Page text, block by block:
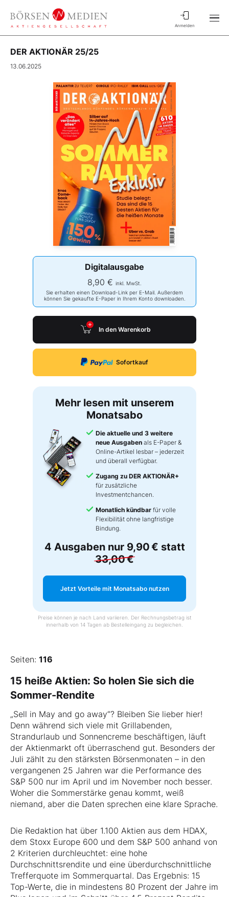
Anmelden
DER AKTIONÄR 25/25
13.06.2025
Digitalausgabe
8,90 € inkl. MwSt.
Sie erhalten einen Download-Link per E-Mail. Außerdem
können Sie gekaufte E-Paper in Ihrem Konto downloaden.
In den Warenkorb
Sofortkauf
Mehr lesen mit unserem
Monatsabo
Die aktuelle und 3 weitere
neue Ausgaben als E-Paper &
Online-Artikel lesbar – jederzeit
und überall verfügbar.
Zugang zu DER AKTIONÄR+
für zusätzliche
Investmentchancen.
Monatlich kündbar für volle
Flexibilität ohne langfristige
Bindung.
4 Ausgaben nur 9,90 € statt
33,00 €
Jetzt Vorteile mit Monatsabo nutzen
Preise können je nach Land variieren. Der Rechnungsbetrag ist
innerhalb von 14 Tagen ab Bestelleingang zu begleichen.
Seiten: 116
15 heiße Aktien: So holen Sie sich die
Sommer-Rendite
„Sell in May and go away“? Bleiben Sie lieber hier!
Denn während sich viele mit Grillabenden,
Strandurlaub und Sonnencreme beschäftigen, läuft
der Aktienmarkt oft überraschend gut. Besonders der
Juli zählt zu den stärksten Börsenmonaten – in den
vergangenen 25 Jahren war die Performance des
S&P 500 nur im April und im November noch besser.
Woher die Sommerstärke genau kommt, weiß
niemand, aber die Daten sprechen eine klare Sprache.
Die Redaktion hat über 1.100 Aktien aus dem HDAX,
dem Stoxx Europe 600 und dem S&P 500 anhand von
2 Kriterien durchleuchtet: eine hohe
Durchschnittsrendite und eine überdurchschnittliche
Trefferquote im Sommerquartal. Das Ergebnis: 15
Top-Werte, die in mindestens 80 Prozent der Jahre im